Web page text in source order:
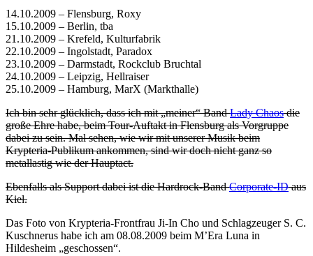
14.10.2009 – Flensburg, Roxy
15.10.2009 – Berlin, tba
21.10.2009 – Krefeld, Kulturfabrik
22.10.2009 – Ingolstadt, Paradox
23.10.2009 – Darmstadt, Rockclub Bruchtal
24.10.2009 – Leipzig, Hellraiser
25.10.2009 – Hamburg, MarX (Markthalle)
Ich bin sehr glücklich, dass ich mit „meiner“ BandLady Chaosdie
große Ehre habe, beim Tour-Auftakt in Flensburg als Vorgruppe
dabei zu sein. Mal sehen, wie wir mit unserer Musik beim
Krypteria-Publikum ankommen, sind wir doch nicht ganz so
metallastig wie der Hauptact.
Ebenfalls als Support dabei ist die Hardrock-BandCorporate-IDaus
Kiel.
Das Foto von Krypteria-Frontfrau Ji-In Cho und Schlagzeuger S. C.
Kuschnerus habe ich am 08.08.2009 beim M’Era Luna in
Hildesheim „geschossen“.